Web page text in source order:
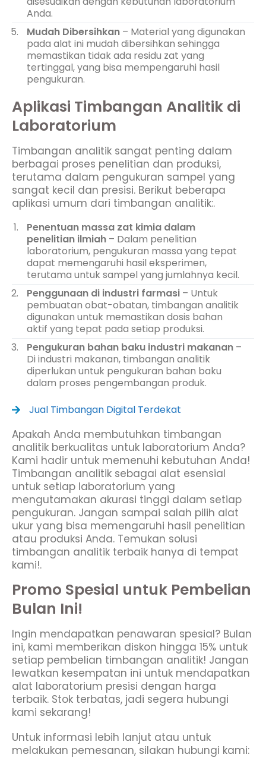
Anda.
Mudah Dibersihkan – Material yang digunakan
pada alat ini mudah dibersihkan sehingga
memastikan tidak ada residu zat yang
tertinggal, yang bisa mempengaruhi hasil
pengukuran.
Aplikasi Timbangan Analitik di
Laboratorium
Timbangan analitik sangat penting dalam
berbagai proses penelitian dan produksi,
terutama dalam pengukuran sampel yang
sangat kecil dan presisi. Berikut beberapa
aplikasi umum dari timbangan analitik:.
Penentuan massa zat kimia dalam
penelitian ilmiah – Dalam penelitian
laboratorium, pengukuran massa yang tepat
dapat memengaruhi hasil eksperimen,
terutama untuk sampel yang jumlahnya kecil.
Penggunaan di industri farmasi – Untuk
pembuatan obat-obatan, timbangan analitik
digunakan untuk memastikan dosis bahan
aktif yang tepat pada setiap produksi.
Pengukuran bahan baku industri makanan –
Di industri makanan, timbangan analitik
diperlukan untuk pengukuran bahan baku
dalam proses pengembangan produk.
Jual Timbangan Digital Terdekat
Apakah Anda membutuhkan timbangan
analitik berkualitas untuk laboratorium Anda?
Kami hadir untuk memenuhi kebutuhan Anda!
Timbangan analitik sebagai alat esensial
untuk setiap laboratorium yang
mengutamakan akurasi tinggi dalam setiap
pengukuran. Jangan sampai salah pilih alat
ukur yang bisa memengaruhi hasil penelitian
atau produksi Anda. Temukan solusi
timbangan analitik terbaik hanya di tempat
kami!.
Promo Spesial untuk Pembelian
Bulan Ini!
Ingin mendapatkan penawaran spesial? Bulan
ini, kami memberikan diskon hingga 15% untuk
setiap pembelian timbangan analitik! Jangan
lewatkan kesempatan ini untuk mendapatkan
alat laboratorium presisi dengan harga
terbaik. Stok terbatas, jadi segera hubungi
kami sekarang!
Untuk informasi lebih lanjut atau untuk
melakukan pemesanan, silakan hubungi kami: